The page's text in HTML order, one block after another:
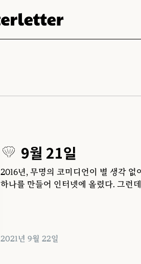
9월 21일
2016년, 무명의 코미디언이 별 생각 없
하나를 만들어 인터넷에 올렸다. 그런
2021년 9월 22일